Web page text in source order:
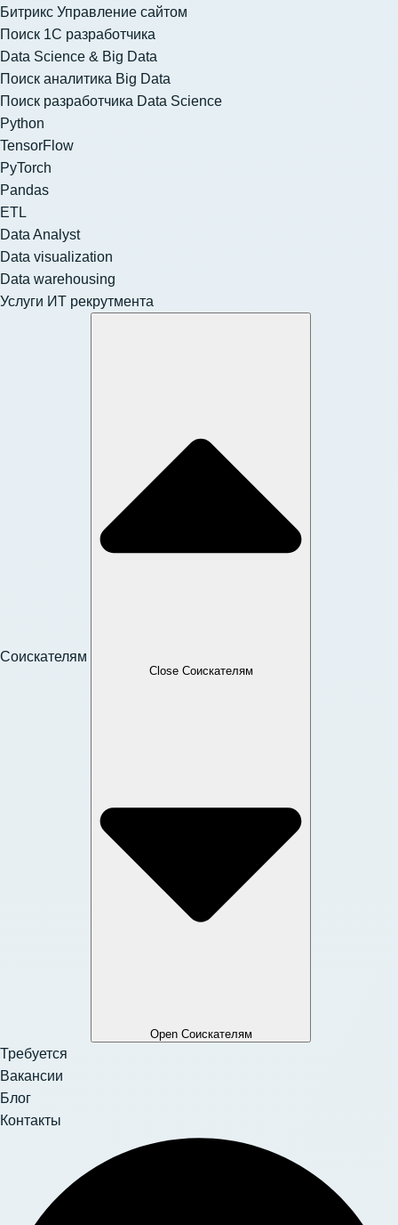
Битрикс Управление сайтом
Поиск 1С разработчика
Data Science & Big Data
Поиск аналитика Big Data
Поиск разработчика Data Science
Python
TensorFlow
PyTorch
Pandas
ETL
Data Analyst
Data visualization
Data warehousing
Услуги ИТ рекрутмента
Соискателям
Close Соискателям
Open Соискателям
Требуется
Вакансии
Блог
Контакты